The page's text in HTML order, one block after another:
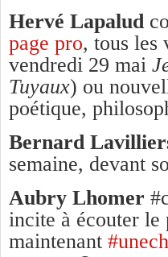
Hervé Lapalud
page pro, tous les
vendredi 29 mai
Tuyaux) ou
poétique,
Bernard
semaine, devant
Aubry Lhomer
incite à écouter le
maintenant